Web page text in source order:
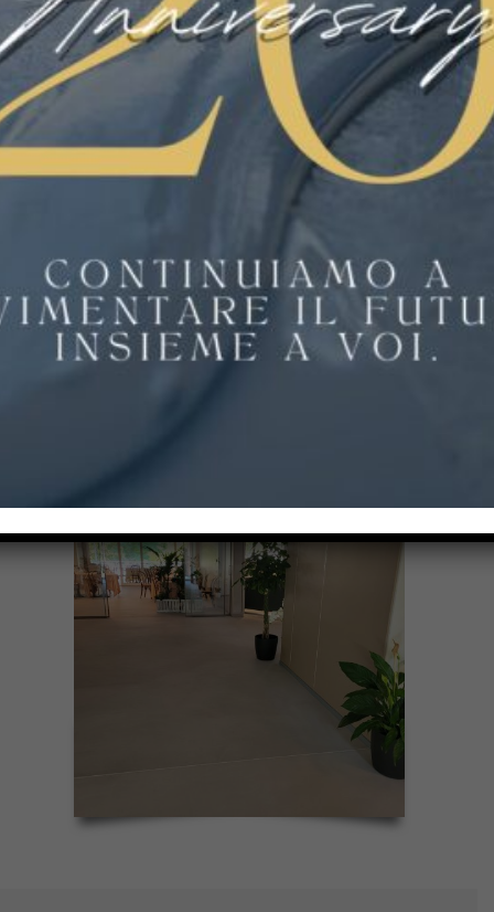
essenziale avere un pavimento che possa
resistere a versamenti, variazioni di
temperatura e traffico intenso. I pavimenti in
resina sono antiscivolo, resistenti al calore e
facili da pulire, rendendoli la scelta ideale.
Ristoranti e Sale da Pranzo
l’estetica gioca un ruolo fondamentale. I
pavimenti in resina possono essere
personalizzati per adattarsi perfettamente
all’atmosfera del ristorante, offrendo al